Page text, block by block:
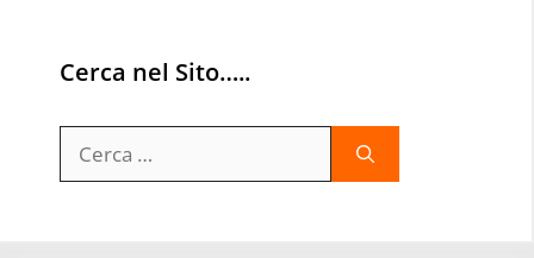
Cerca nel Sito…..
per: